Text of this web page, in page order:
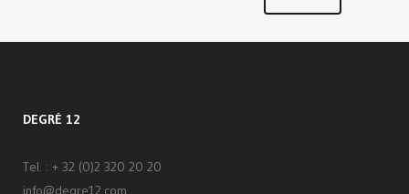
DEGRÉ 12
Tel. : + 32 (0)2 320 20 20
info@degre12.com